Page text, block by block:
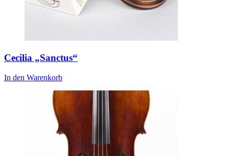
Cecilia „Sanctus“
In den Warenkorb